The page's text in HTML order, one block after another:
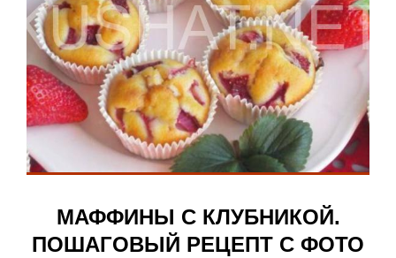
МАФФИНЫ С КЛУБНИКОЙ.
ПОШАГОВЫЙ РЕЦЕПТ С ФОТО